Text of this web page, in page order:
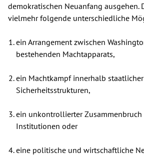
demokratischen Neuanfang ausgehen.
vielmehr folgende unterschiedliche
ein Arrangement zwischen
bestehenden Machtapparats,
ein Machtkampf innerhalb staatlicher
Sicherheitsstrukturen,
ein unkontrollierter
Institutionen oder
eine politische und wirtschaftliche